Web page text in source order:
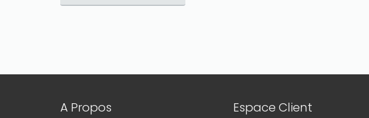
A Propos Espace Client